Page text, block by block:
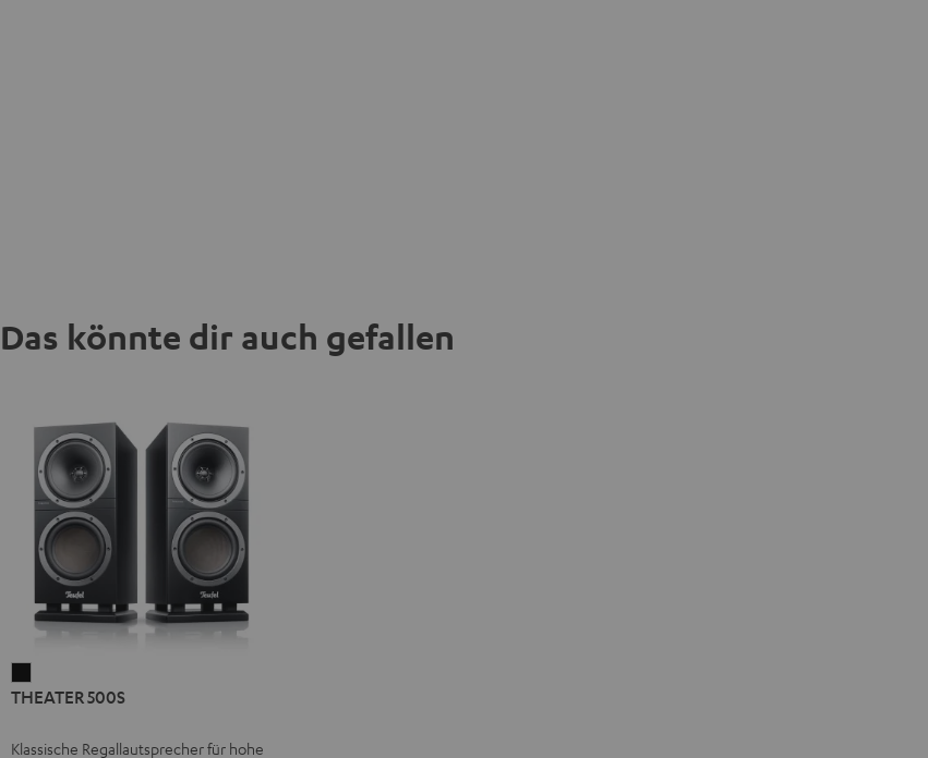
Das könnte dir auch gefallen
500S
THEATER 500S
Klassische Regallautsprecher für hohe